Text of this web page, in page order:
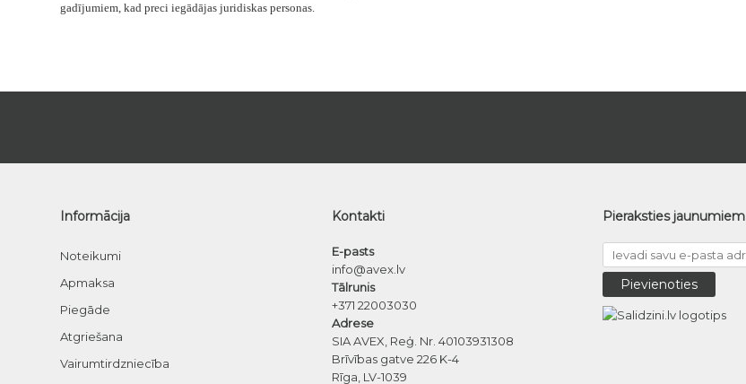
gadījumiem, kad preci iegādājas juridiskas personas.
Informācija
Noteikumi
Apmaksa
Piegāde
Atgriešana
Vairumtirdzniecība
Kontakti
E-pasts
info@avex.lv
Tālrunis
+371 22003030
Adrese
SIA AVEX, Reģ. Nr. 40103931308
Brīvības gatve 226 K-4
Rīga, LV-1039
Pieraksties jaunumiem